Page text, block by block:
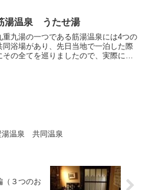
の入った渋い外観が余計...
湯温泉 うたせ湯
重九湯の一つである筋湯温泉には4つの
同浴場があり、先日当地で一泊した際
その全てを巡りましたので、実際に入
湯温泉 共同温泉
３つのお